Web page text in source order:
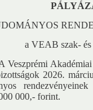
Kiemelkedő Ifjú
Nem akadémikus
a VEAB szak- és
Veszprémi
2026.
000,- forint.